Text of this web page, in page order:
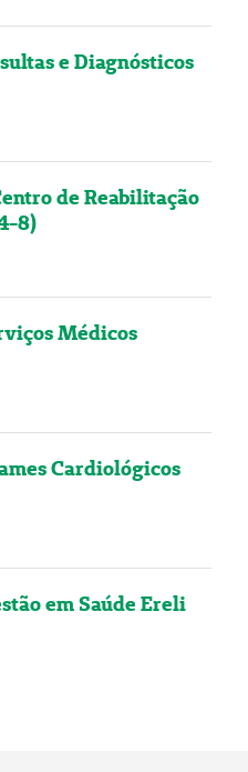
e Diagnósticos
de Reabilitação
8)
Médicos
Cardiológicos
em Saúde Ereli